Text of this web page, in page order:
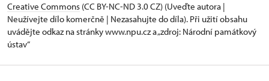
Creative Commons (CC BY-NC-ND 3.0 CZ) (Uveďte autora |
Neužívejte dílo komerčně | Nezasahujte do díla). Při užití obsahu
uvádějte odkaz na stránky www.npu.cz a „zdroj: Národní památkový
ústav“